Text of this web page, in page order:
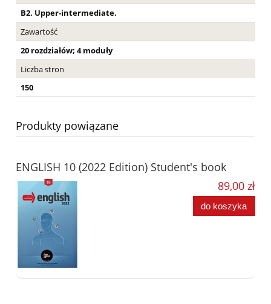
B2. Upper-intermediate.
Zawartość
20 rozdziałów; 4 moduły
Liczba stron
150
Produkty powiązane
ENGLISH 10 (2022 Edition) Student's book
89,00 zł
do koszyka